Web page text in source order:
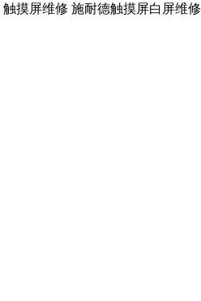
触摸屏维修 施耐德触摸屏白屏维修